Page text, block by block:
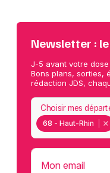
Newsletter :
J-5 avant votre
Bons plans, sorties,
rédaction JDS,
68 - Haut-Rhin
Choisir mes
Mon email